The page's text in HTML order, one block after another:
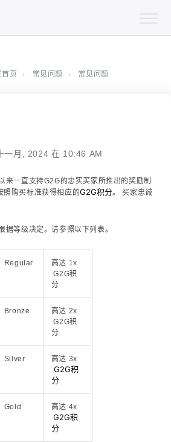
页 常见问题 常见问题
一月, 2024 在 10:46 AM
来一直支持G2G的忠实买家所推出的奖励制
照购买标准获得相应的G2G积分。 买家忠诚
据等级决定。请参照以下列表。
Regular
高达 1x
G2G积
分
Bronze
高达 2x
G2G积
分
Silver 高达 3x
G2G积
分
Gold 高达 4x
G2G积
分